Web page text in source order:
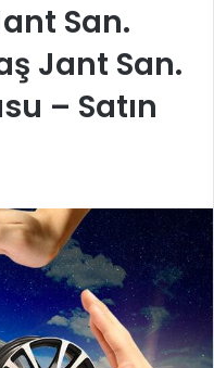
San.
Jant San.
– Satın